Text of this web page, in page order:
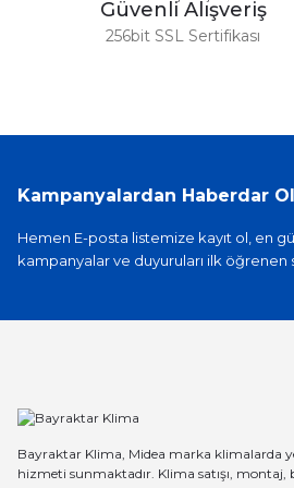
Güvenli Alışveriş
256bit SSL Sertifikası
Kampanyalardan Haberdar
Hemen E-posta listemize kayıt ol, en
kampanyalar ve duyuruları ilk öğrenen
Bayraktar Klima, Midea marka klimalarda
hizmeti sunmaktadır. Klima satışı, montaj,